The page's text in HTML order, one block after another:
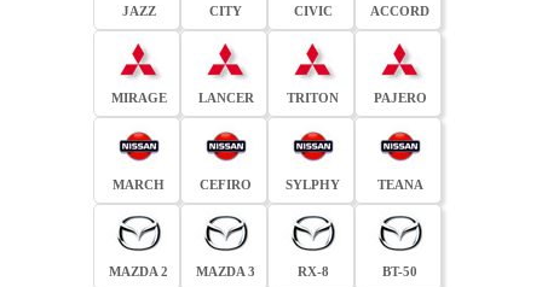
JAZZ CITY CIVIC ACCORD
MIRAGE LANCER TRITON PAJERO
MARCH CEFIRO SYLPHY TEANA
MAZDA 2 MAZDA 3 RX-8 BT-50